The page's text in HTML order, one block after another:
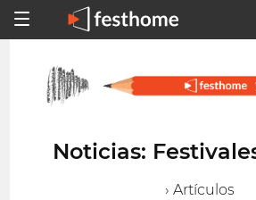
Noticias:
› Artículos